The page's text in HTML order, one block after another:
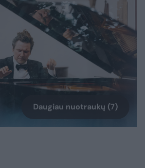
Daugiau nuotraukų (7)